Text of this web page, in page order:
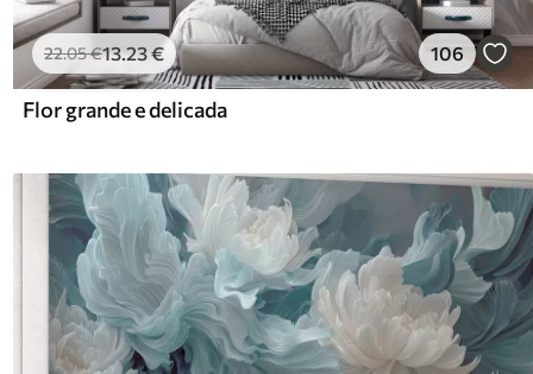
22.05€13.23€ 106
Flor grande e delicada